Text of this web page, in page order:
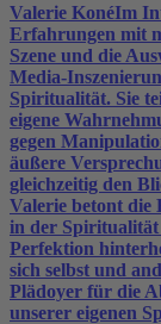
Valerie KonéIm
Erfahrungen mit
Szene und die
Media-
Spiritualität. Sie
eigene
gegen
äußere
gleichzeitig den
Valerie betont
in der Spiritualität
Perfektion
sich selbst und
Plädoyer für die
unserer eigenen